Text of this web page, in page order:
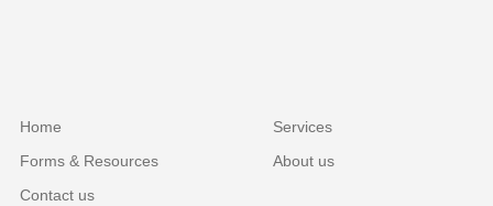
Home
Services
Forms & Resources
About us
Contact us